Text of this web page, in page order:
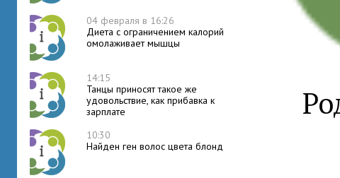
04 февраля в 16:26
Диета с ограничением калорий
омолаживает мышцы
14:15
Танцы приносят такое же
удовольствие, как прибавка к
зарплате
10:30
Найден ген волос цвета блонд